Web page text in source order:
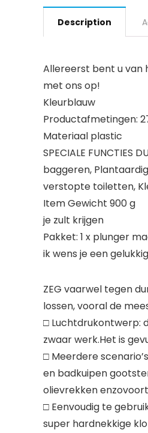
Description
Allereerst bent u van
met ons op!
Kleurblauw
Productafmetingen:
Materiaal plastic
SPECIALE FUNCTIES
baggeren,
verstopte toiletten,
Item Gewicht 900 g
je zult krijgen
Pakket: 1 x plunger
ik wens je een
ZEG vaarwel tegen
lossen, vooral de
□ Luchtdrukontwerp:
zwaar werk.Het is
□ Meerdere
en badkuipen
olievrekken
□ Eenvoudig te
super hardnekkige